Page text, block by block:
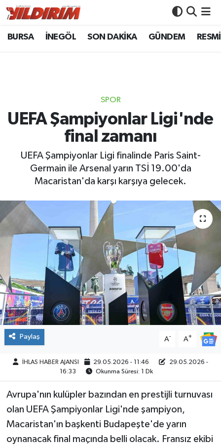
BURSA İNEGÖL SON DAKİKA GÜNDEM
SPOR
UEFA Şampiyonlar Ligi'nde
final zamanı
UEFA Şampiyonlar Ligi finalinde Paris Saint-
Germain ile Arsenal yarın TSİ 19.00'da
Macaristan'da karşı karşıya gelecek.
Paylaş A- A+
İHLAS HABER AJANSI 29.05.2026 - 11:46
29.05.2026 -
16:33
Okunma Süresi: 1 Dk
Avrupa'nın kulüpler bazından en prestijli turnuvası
olan UEFA Şampiyonlar Ligi'nde şampiyon,
Macaristan'ın başkenti Budapeşte'de yarın
oynanacak final maçında belli olacak. Fransız ekibi
BURSA
GÜNDEM
RESMİ İLANLAR
KÖŞE YAZILARI
YAŞAM
SPOR
Bursa Nöbetçi Eczaneler
Bursa Trafik Yoğunluk Haritası
Süper Lig Puan Durumu ve Fikstür
Tüm Manşetler
Haber Arşivi